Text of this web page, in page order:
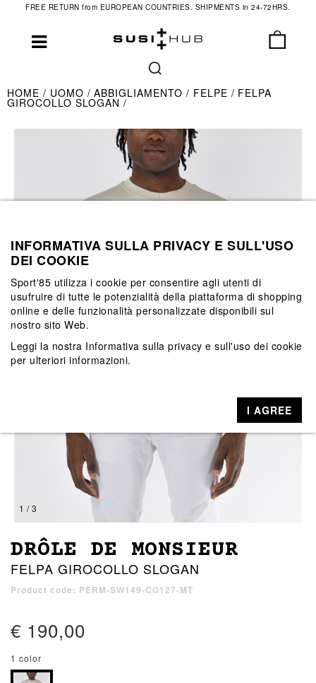
FREE RETURN from EUROPEAN COUNTRIES. SHIPMENTS in 24-72HRS.
HOME UOMO ABBIGLIAMENTO FELPE FELPA
GIROCOLLO SLOGAN
1 / 3
DRÔLE DE MONSIEUR
FELPA GIROCOLLO SLOGAN
Product code: PERM-SW149-CO127-MT
€ 190,00
1 color
INFORMATIVA SULLA PRIVACY E SULL'USO
DEI COOKIE
Sport'85 utilizza i cookie per consentire agli utenti di
usufruire di tutte le potenzialità della piattaforma di shopping
online e delle funzionalità personalizzate disponibili sul
nostro sito Web.
Leggi la nostra Informativa sulla privacy e sull'uso dei cookie
per ulteriori informazioni.
I AGREE